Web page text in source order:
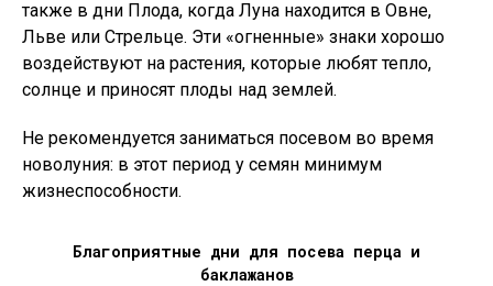
также в дни Плода, когда Луна находится в Овне,
Льве или Стрельце. Эти «огненные» знаки хорошо
воздействуют на растения, которые любят тепло,
солнце и приносят плоды над землей.
Не рекомендуется заниматься посевом во время
новолуния: в этот период у семян минимум
жизнеспособности.
Благоприятные дни для посева перца и
баклажанов